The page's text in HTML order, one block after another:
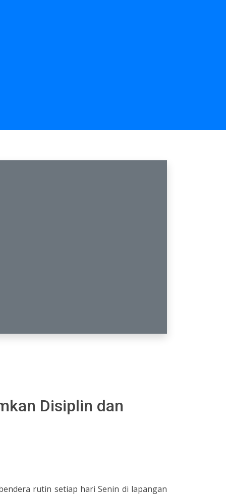
Disiplin dan
rutin setiap hari Senin di lapangan